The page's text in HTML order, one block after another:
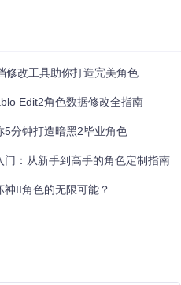
gh_mirrors/di/
能，支持：
饰等）
配技能点数，系统会自动处理技
修改工具助你打造完美角色
Edit2角色数据修改全指南
分钟打造暗黑2毕业角色
：从新手到高手的角色定制指南
II角色的无限可能？